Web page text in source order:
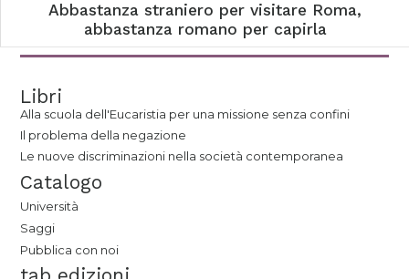
Abbastanza straniero per visitare Roma,
abbastanza romano per capirla
Libri
Alla scuola dell'Eucaristia per una missione senza confini
Il problema della negazione
Le nuove discriminazioni nella società contemporanea
Catalogo
Università
Saggi
Pubblica con noi